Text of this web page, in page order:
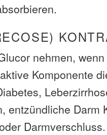
nehmen,
Komponente
entzündliche Darm